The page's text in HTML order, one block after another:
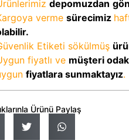
depomuzdan
verme sürecimiz
Etiketi sökülmüş
fiyatlı ve müşteri
fiyatlara sunmaktayız.
Ürünü Paylaş